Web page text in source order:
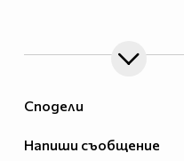
Сподели
Напиши съобщение